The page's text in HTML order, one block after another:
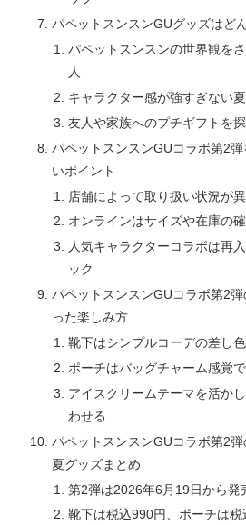
パペットスンスンGUグッズはど
パペットスンスンの世界観を
人
キャラクター感が強すぎない
友人や家族へのプチギフトを
パペットスンスンGUコラボ第2
いポイント
店舗によって取り扱い状況が
オンラインはサイズや在庫の
人気キャラクターコラボは再
ック
パペットスンスンGUコラボ第2
った楽しみ方
靴下はシンプルコーデの差し
ポーチはバッグチャーム感覚
アイスクリームテーマを活か
わせる
パペットスンスンGUコラボ第2
夏グッズまとめ
第2弾は2026年6月19日から発
靴下は税込990円、ポーチは税